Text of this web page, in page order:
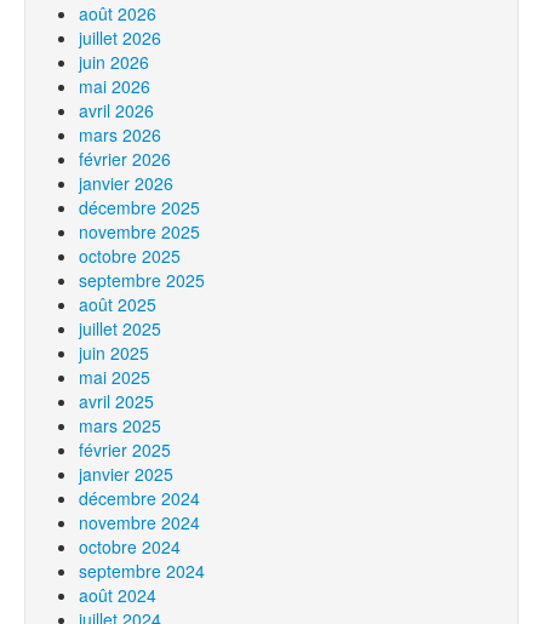
août 2026
juillet 2026
juin 2026
mai 2026
avril 2026
mars 2026
février 2026
janvier 2026
décembre 2025
novembre 2025
octobre 2025
septembre 2025
août 2025
juillet 2025
juin 2025
mai 2025
avril 2025
mars 2025
février 2025
janvier 2025
décembre 2024
novembre 2024
octobre 2024
septembre 2024
août 2024
juillet 2024